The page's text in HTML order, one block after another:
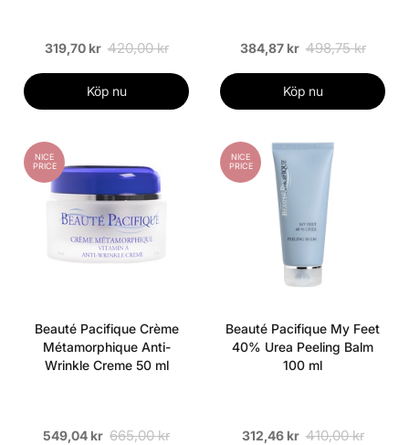
319,70 kr 420,00 kr
Köp nu
384,87 kr 498,75 kr
Köp nu
NICE
PRICE
Beauté Pacifique Crème
Métamorphique Anti-
Wrinkle Creme 50 ml
549,04 kr 665,00 kr
NICE
PRICE
Beauté Pacifique My Feet
40% Urea Peeling Balm
100 ml
312,46 kr 410,00 kr